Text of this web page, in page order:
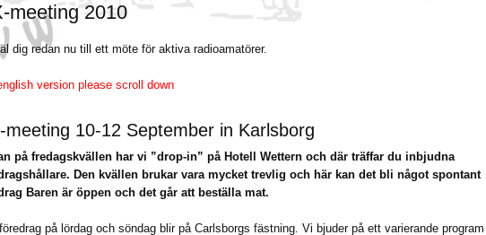
meeting 2010
dig redan nu till ett möte för aktiva radioamatörer.
version please scroll down
meeting 10-12 September in Karlsborg
på fredagskvällen har vi ”drop-in” på Hotell Wettern och där träffar du inbjudna
Den kvällen brukar vara mycket trevlig och här kan det bli något spontant
Baren är öppen och det går att beställa mat.
på lördag och söndag blir på Carlsborgs fästning. Vi bjuder på ett varierande program